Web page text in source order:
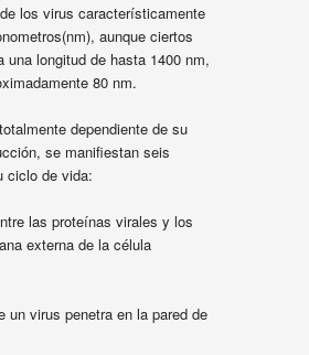
los virus característicamente
aunque ciertos
longitud de hasta 1400 nm,
80 nm.
dependiente de su
se manifiestan seis
ciclo de vida:
las proteínas virales y los
externa de la célula
un virus penetra en la pared de